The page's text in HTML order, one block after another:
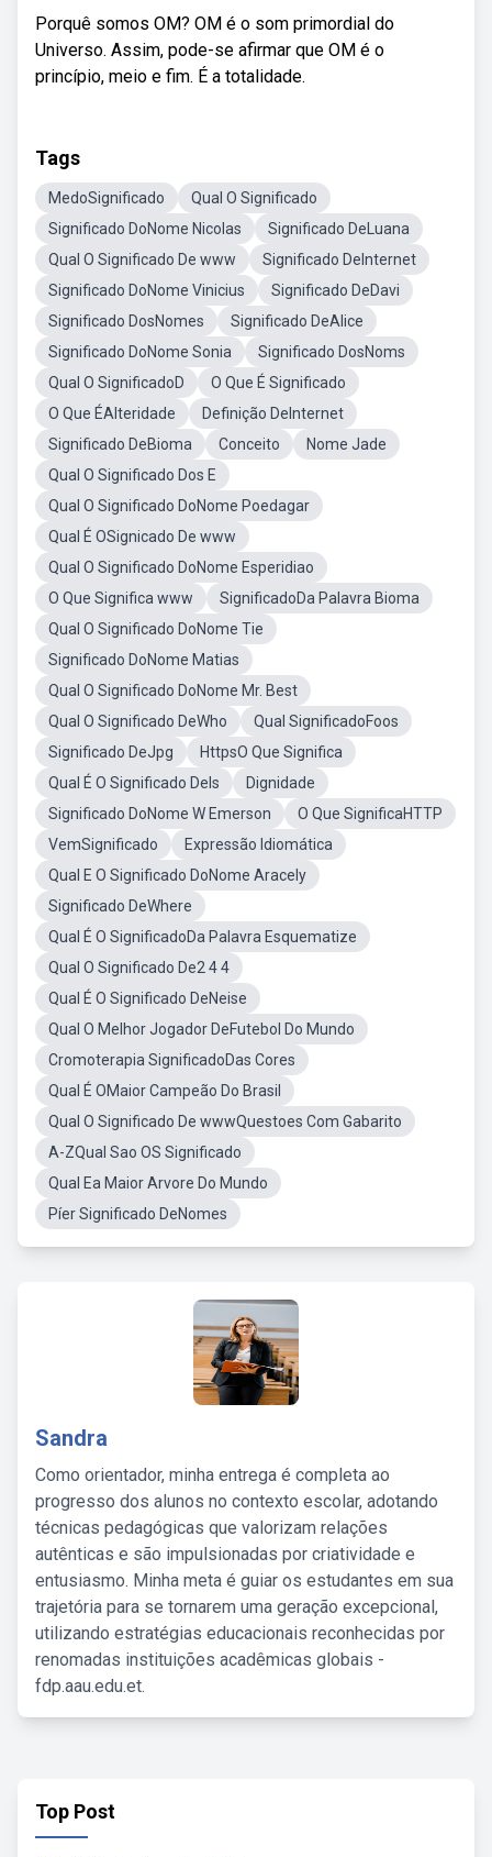
Porquê somos OM? OM é o som primordial do
Universo. Assim, pode-se afirmar que OM é o
princípio, meio e fim. É a totalidade.
Tags
MedoSignificado
Qual O Significado
Significado DoNome Nicolas
Significado DeLuana
Qual O Significado De www
Significado DeInternet
Significado DoNome Vinicius
Significado DeDavi
Significado DosNomes
Significado DeAlice
Significado DoNome Sonia
Significado DosNoms
Qual O SignificadoD
O Que É Significado
O Que ÉAlteridade
Definição DeInternet
Significado DeBioma
Conceito
Nome Jade
Qual O Significado Dos E
Qual O Significado DoNome Poedagar
Qual É OSignicado De www
Qual O Significado DoNome Esperidiao
O Que Significa www
SignificadoDa Palavra Bioma
Qual O Significado DoNome Tie
Significado DoNome Matias
Qual O Significado DoNome Mr. Best
Qual O Significado DeWho
Qual SignificadoFoos
Significado DeJpg
HttpsO Que Significa
Qual É O Significado DeIs
Dignidade
Significado DoNome W Emerson
O Que SignificaHTTP
VemSignificado
Expressão Idiomática
Qual E O Significado DoNome Aracely
Significado DeWhere
Qual É O SignificadoDa Palavra Esquematize
Qual O Significado De2 4 4
Qual É O Significado DeNeise
Qual O Melhor Jogador DeFutebol Do Mundo
Cromoterapia SignificadoDas Cores
Qual É OMaior Campeão Do Brasil
Qual O Significado De wwwQuestoes Com Gabarito
A-ZQual Sao OS Significado
Qual Ea Maior Arvore Do Mundo
Píer Significado DeNomes
Sandra
Como orientador, minha entrega é completa ao
progresso dos alunos no contexto escolar, adotando
técnicas pedagógicas que valorizam relações
autênticas e são impulsionadas por criatividade e
entusiasmo. Minha meta é guiar os estudantes em sua
trajetória para se tornarem uma geração excepcional,
utilizando estratégias educacionais reconhecidas por
renomadas instituições acadêmicas globais -
fdp.aau.edu.et.
Top Post